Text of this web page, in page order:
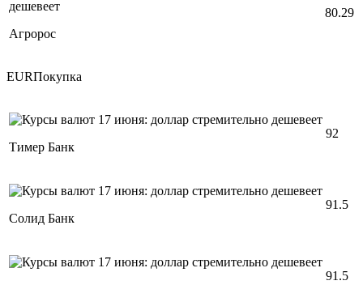
Агророс
80.29
EURПокупка
Тимер Банк
92
Солид Банк
91.5
91.5